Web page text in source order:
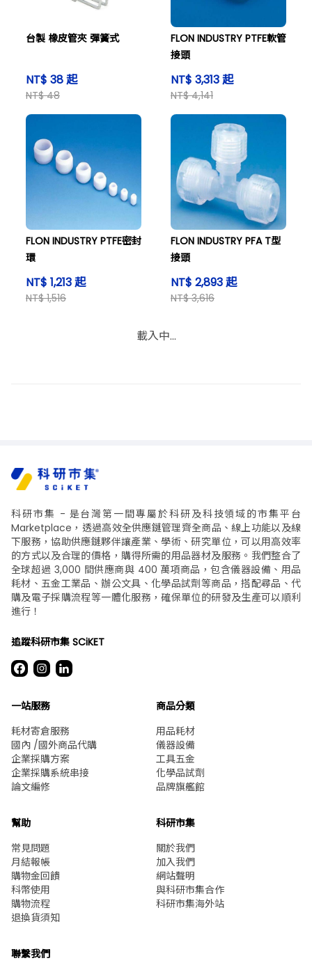
台製 橡皮管夾 彈簧式
NT$ 38 起
NT$ 48
FLON INDUSTRY PTFE軟管
接頭
NT$ 3,313 起
NT$ 4,141
FLON INDUSTRY PTFE密封
環
NT$ 1,213 起
NT$ 1,516
FLON INDUSTRY PFA T型
接頭
NT$ 2,893 起
NT$ 3,616
Nordson MEDICAL 管接頭
Nordson MEDICAL 魯爾接
頭 (PVDF制・硬質管用)
AS ONE PTFE接頭圈